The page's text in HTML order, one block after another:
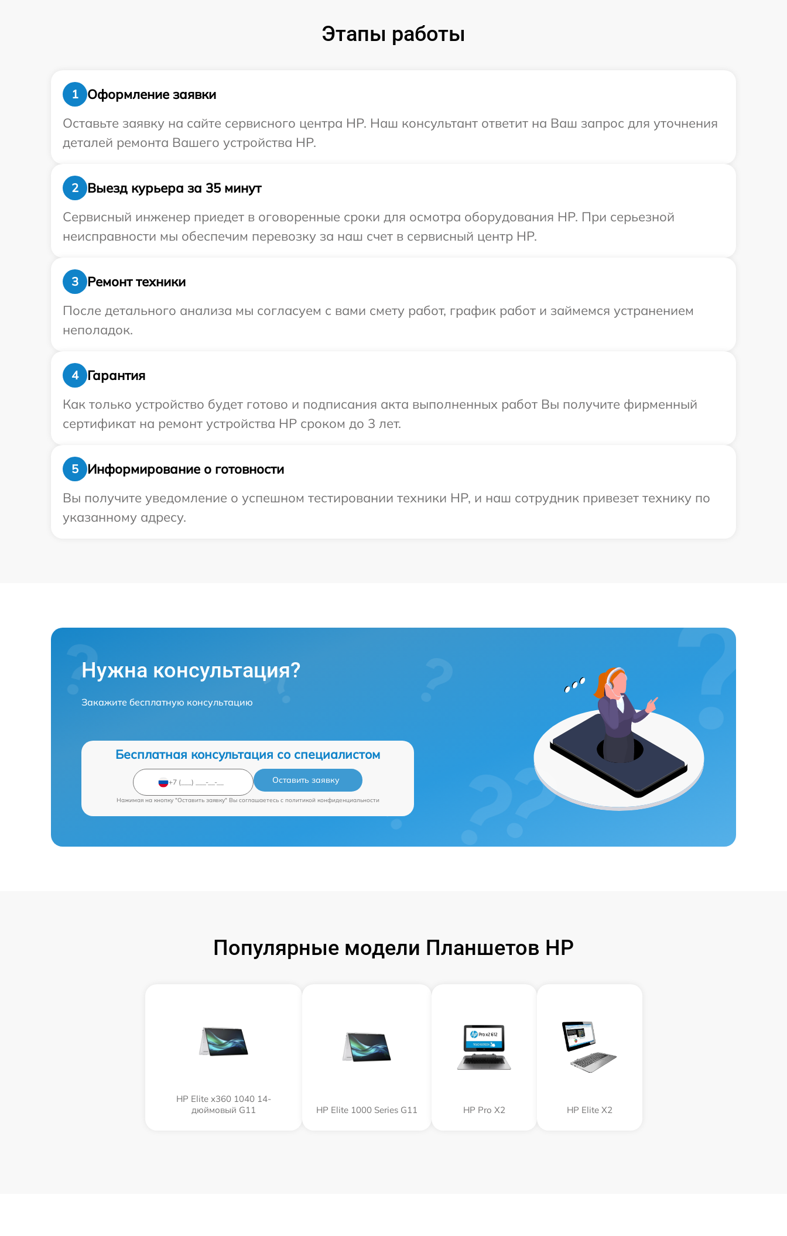
Этапы работы
1
Оформление заявки
Оставьте заявку на сайте сервисного центра HP. Наш консультант ответит на Ваш запрос для уточнения
деталей ремонта Вашего устройства HP.
2
Выезд курьера за 35 минут
Сервисный инженер приедет в оговоренные сроки для осмотра оборудования HP. При серьезной
неисправности мы обеспечим перевозку за наш счет в сервисный центр HP.
3
Ремонт техники
После детального анализа мы согласуем с вами смету работ, график работ и займемся устранением
неполадок.
4
Гарантия
Как только устройство будет готово и подписания акта выполненных работ Вы получите фирменный
сертификат на ремонт устройства HP сроком до 3 лет.
5
Информирование о готовности
Вы получите уведомление о успешном тестировании техники HP, и наш сотрудник привезет технику по
указанному адресу.
Нужна консультация?
Закажите бесплатную консультацию
Бесплатная консультация со специалистом
Оставить заявку
Нажимая на кнопку "Оставить заявку" Вы соглашаетесь c политикой конфиденциальности
Популярные модели Планшетов HP
HP Elite x360 1040 14-
дюймовый G11
HP Elite 1000 Series G11 HP Pro X2 HP Elite X2